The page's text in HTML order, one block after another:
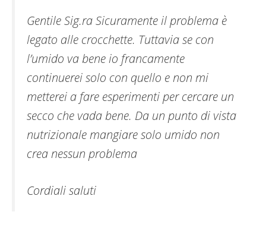
Gentile Sig.ra Sicuramente il problema è
legato alle crocchette. Tuttavia se con
l’umido va bene io francamente
continuerei solo con quello e non mi
metterei a fare esperimenti per cercare un
secco che vada bene. Da un punto di vista
nutrizionale mangiare solo umido non
crea nessun problema
Cordiali saluti